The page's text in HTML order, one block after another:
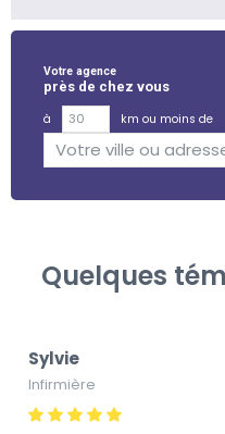
Votre agence
près de chez vous
à
km ou moins de
Quelques
Sylvie
Infirmière